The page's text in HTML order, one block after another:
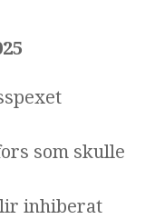
som skulle
inhiberat